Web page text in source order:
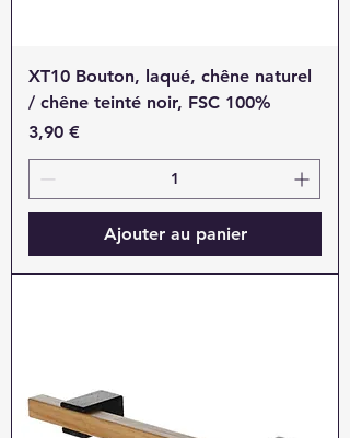
XT10 Bouton, laqué, chêne naturel
/ chêne teinté noir, FSC 100%
Prix
3,90 €
Ajouter au panier